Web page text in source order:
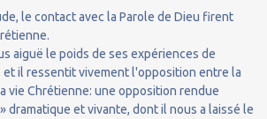
le contact avec la Parole de Dieu firent
aiguë le poids de ses expériences de
et il ressentit vivement l'opposition entre la
vie Chrétienne: une opposition rendue
» dramatique et vivante, dont il nous a laissé le